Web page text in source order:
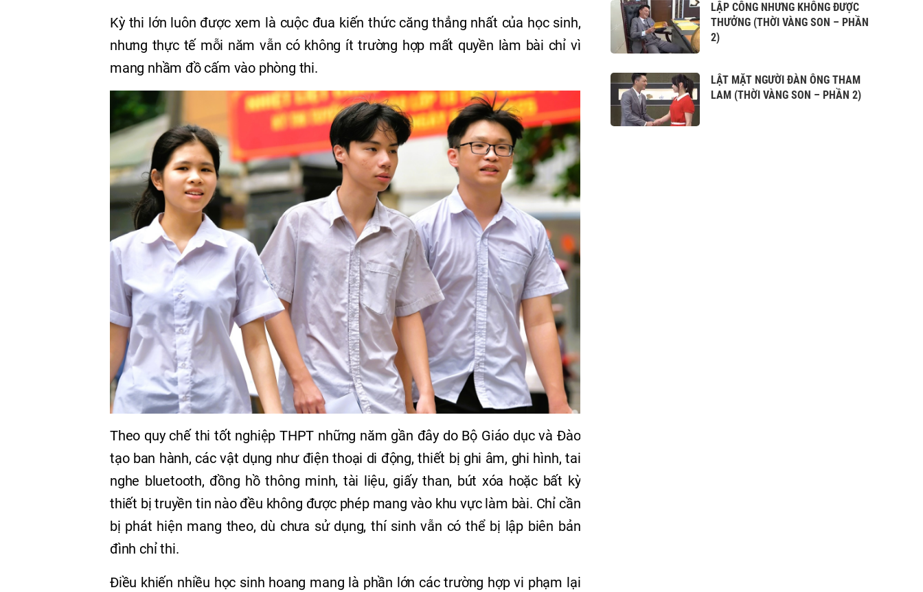
Kỳ thi lớn luôn được xem là cuộc đua kiến thức căng thẳng nhất của học sinh,
nhưng thực tế mỗi năm vẫn có không ít trường hợp mất quyền làm bài chỉ vì
mang nhầm đồ cấm vào phòng thi.
Theo quy chế thi tốt nghiệp THPT những năm gần đây do Bộ Giáo dục và Đào
tạo ban hành, các vật dụng như điện thoại di động, thiết bị ghi âm, ghi hình, tai
nghe bluetooth, đồng hồ thông minh, tài liệu, giấy than, bút xóa hoặc bất kỳ
thiết bị truyền tin nào đều không được phép mang vào khu vực làm bài. Chỉ cần
bị phát hiện mang theo, dù chưa sử dụng, thí sinh vẫn có thể bị lập biên bản
đình chỉ thi.
Điều khiến nhiều học sinh hoang mang là phần lớn các trường hợp vi phạm lại
LẬP CÔNG NHƯNG KHÔNG ĐƯỢC
THƯỞNG (THỜI VÀNG SON – PHẦN
2)
LẬT MẶT NGƯỜI ĐÀN ÔNG THAM
LAM (THỜI VÀNG SON – PHẦN 2)